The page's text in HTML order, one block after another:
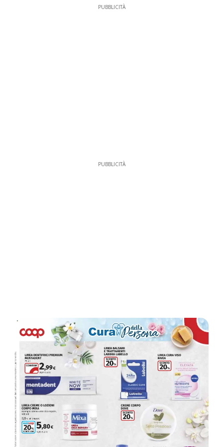
PUBBLICITÀ
PUBBLICITÀ